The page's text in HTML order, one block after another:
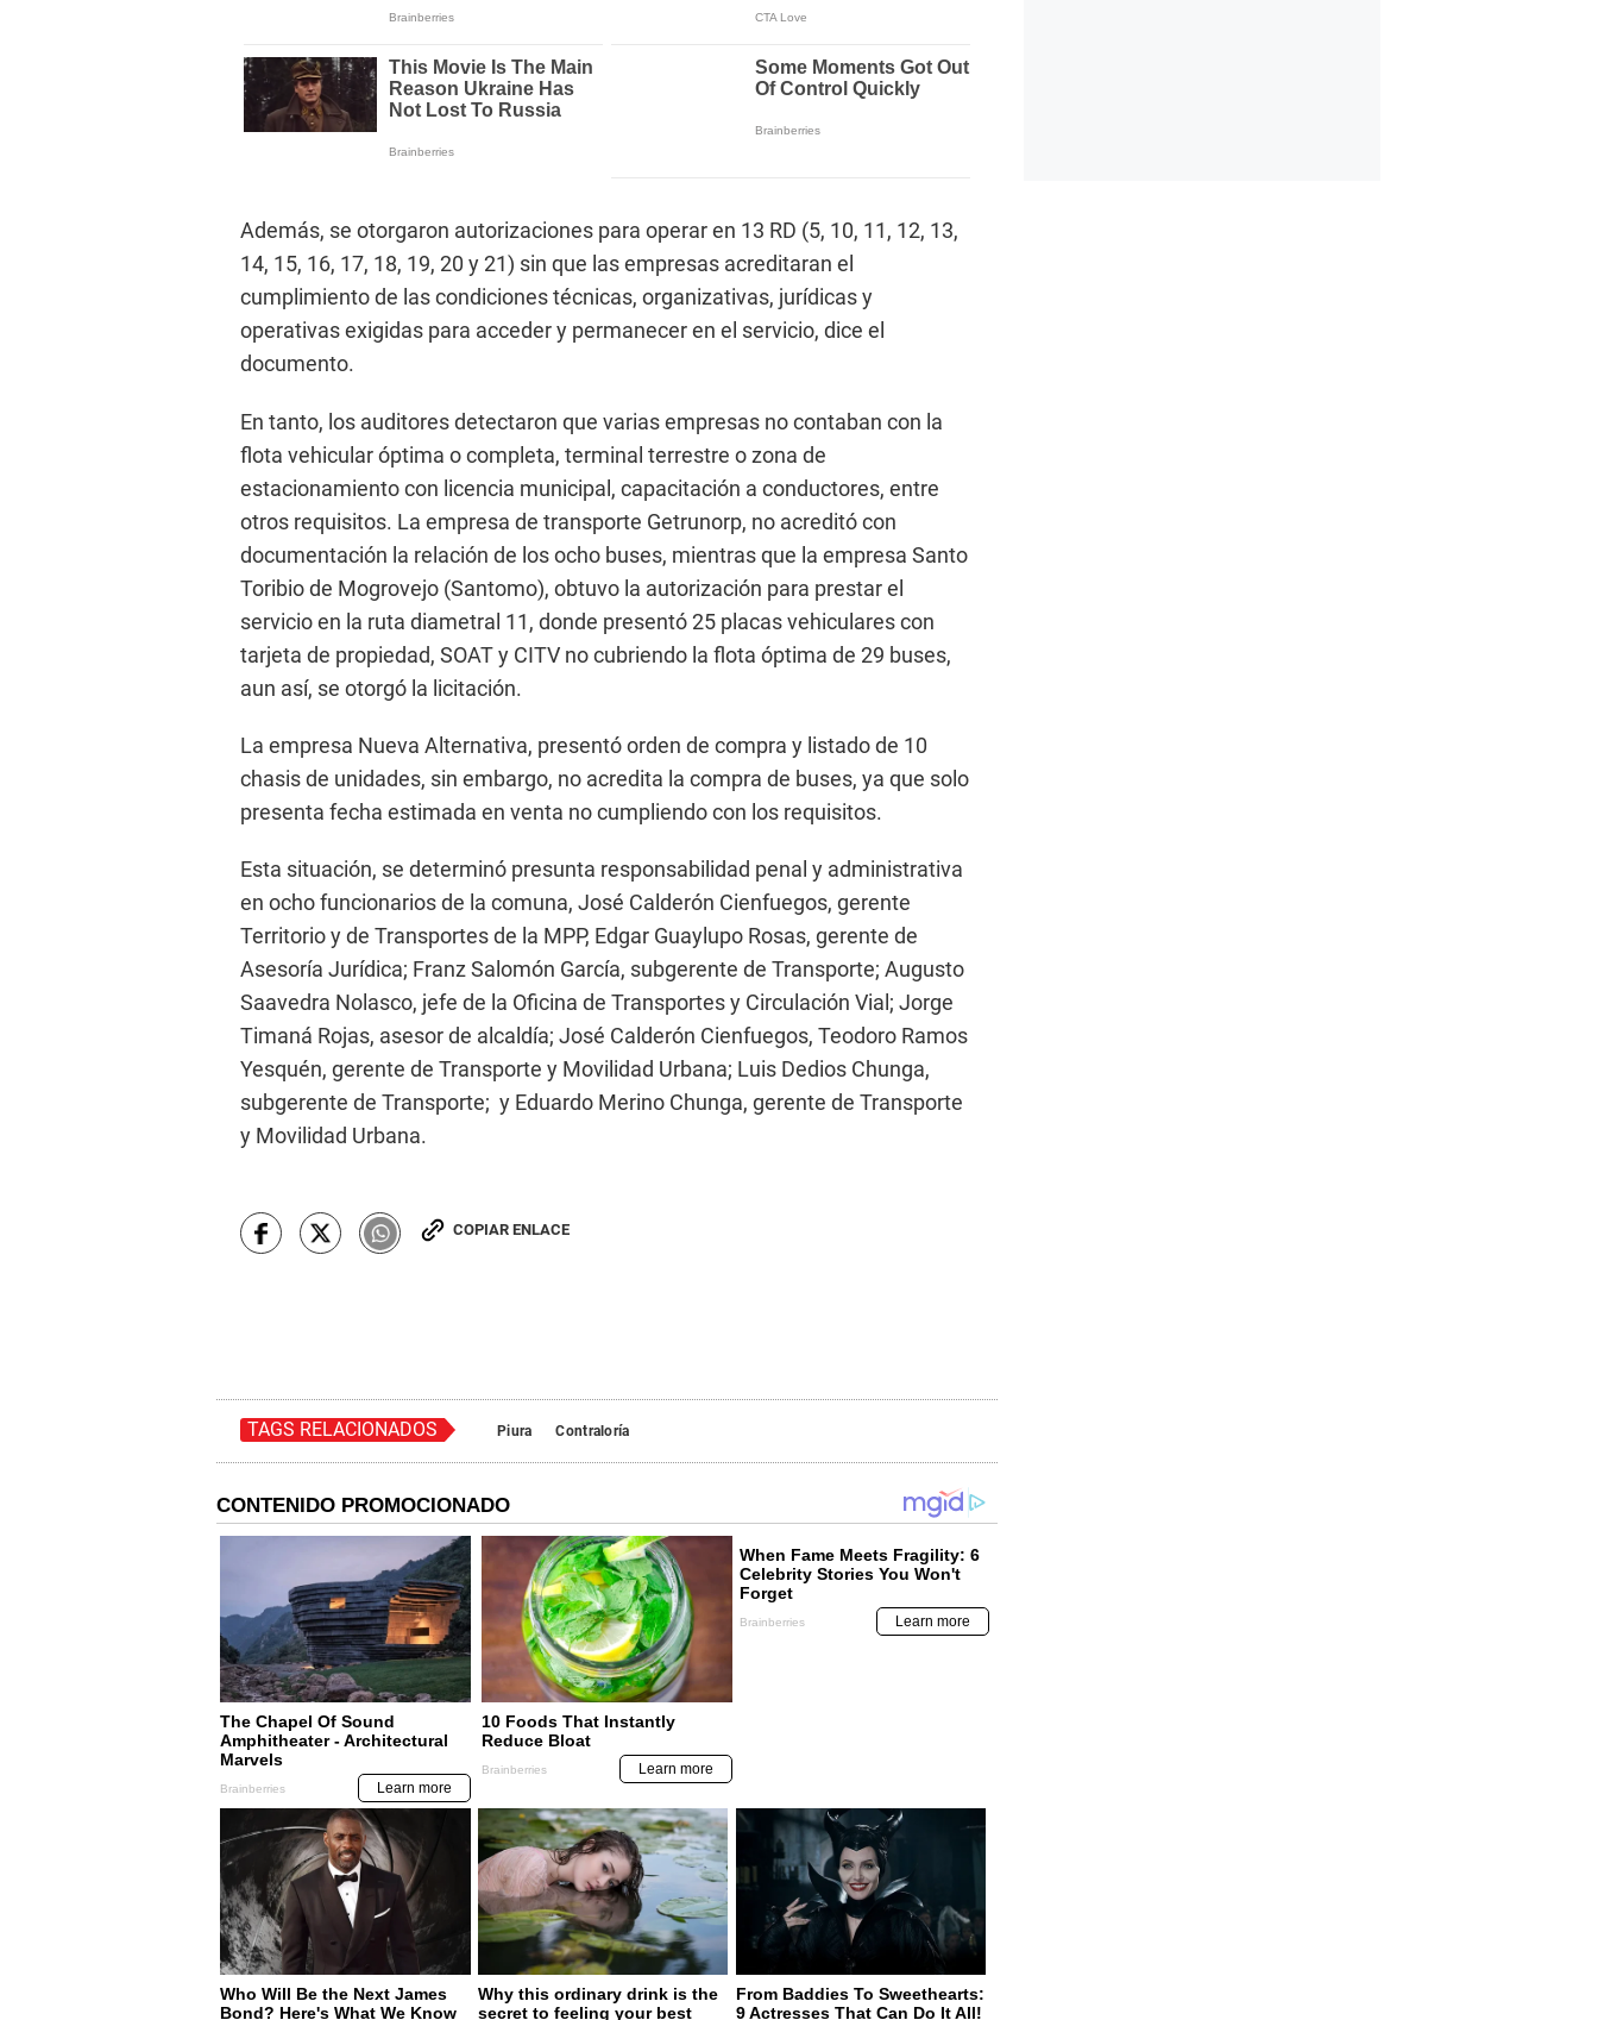
Además, se otorgaron autorizaciones para operar en 13 RD (5, 10, 11, 12, 13,
14, 15, 16, 17, 18, 19, 20 y 21) sin que las empresas acreditaran el
cumplimiento de las condiciones técnicas, organizativas, jurídicas y
operativas exigidas para acceder y permanecer en el servicio, dice el
documento.
En tanto, los auditores detectaron que varias empresas no contaban con la
flota vehicular óptima o completa, terminal terrestre o zona de
estacionamiento con licencia municipal, capacitación a conductores, entre
otros requisitos. La empresa de transporte Getrunorp, no acreditó con
documentación la relación de los ocho buses, mientras que la empresa Santo
Toribio de Mogrovejo (Santomo), obtuvo la autorización para prestar el
servicio en la ruta diametral 11, donde presentó 25 placas vehiculares con
tarjeta de propiedad, SOAT y CITV no cubriendo la flota óptima de 29 buses,
aun así, se otorgó la licitación.
La empresa Nueva Alternativa, presentó orden de compra y listado de 10
chasis de unidades, sin embargo, no acredita la compra de buses, ya que solo
presenta fecha estimada en venta no cumpliendo con los requisitos.
Esta situación, se determinó presunta responsabilidad penal y administrativa
en ocho funcionarios de la comuna, José Calderón Cienfuegos, gerente
Territorio y de Transportes de la MPP, Edgar Guaylupo Rosas, gerente de
Asesoría Jurídica; Franz Salomón García, subgerente de Transporte; Augusto
Saavedra Nolasco, jefe de la Oficina de Transportes y Circulación Vial; Jorge
Timaná Rojas, asesor de alcaldía; José Calderón Cienfuegos, Teodoro Ramos
Yesquén, gerente de Transporte y Movilidad Urbana; Luis Dedios Chunga,
subgerente de Transporte; y Eduardo Merino Chunga, gerente de Transporte
y Movilidad Urbana.
COPIAR ENLACE
TAGS RELACIONADOS Piura Contraloría